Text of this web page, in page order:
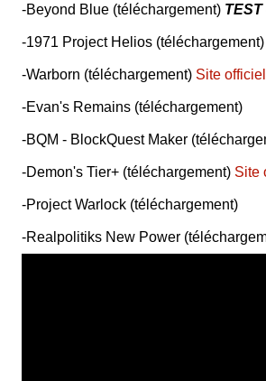
-Beyond Blue (téléchargement)
-1971 Project Helios (téléchargement)
-Warborn (téléchargement) Site officiel
-Evan's Remains (téléchargement)
-BQM - BlockQuest Maker
-Demon's Tier+ (téléchargement) Site
-Project Warlock (téléchargement)
-Realpolitiks New Power